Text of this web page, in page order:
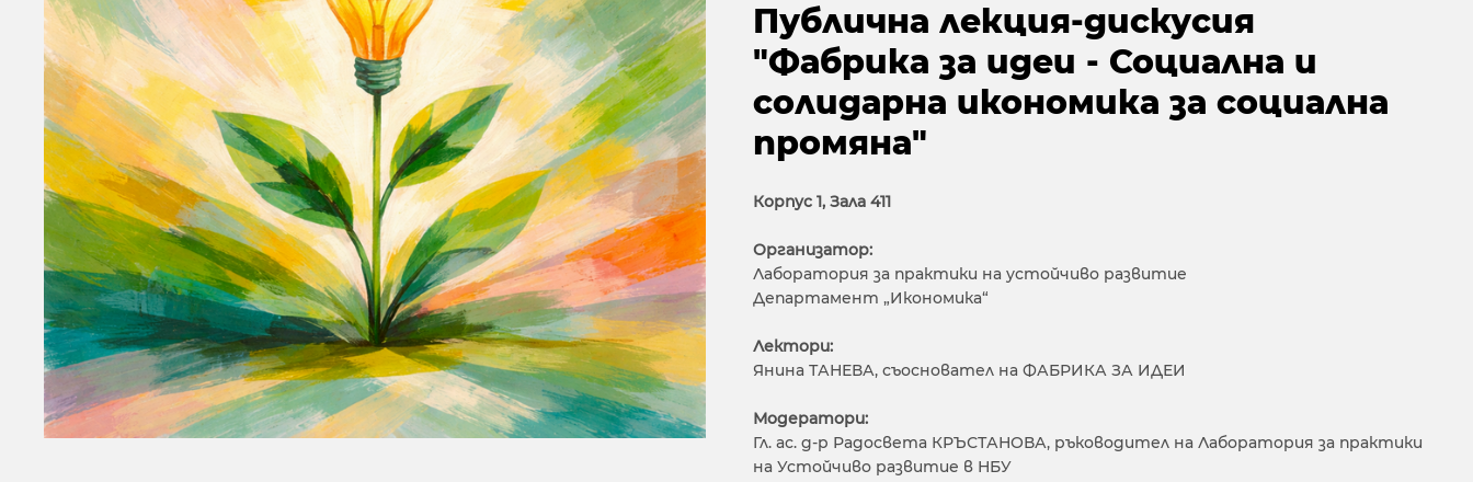
Публична лекция-дискусия
"Фабрика за идеи - Социална и
солидарна икономика за социална
промяна"
Корпус 1, Зала 411
Организатор:
Лаборатория за практики на устойчиво развитие
Департамент „Икономика“
Лектори:
Янина ТАНЕВА, съосновател на ФАБРИКА ЗА ИДЕИ
Модератори:
Гл. ас. д-р Радосвета КРЪСТАНОВА, ръководител на Лаборатория за практики
на Устойчиво развитие в НБУ